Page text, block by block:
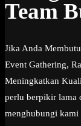
Team
Jika Anda
Event Gathering,
Meningkatkan
perlu berpikir lama
menghubungi kami